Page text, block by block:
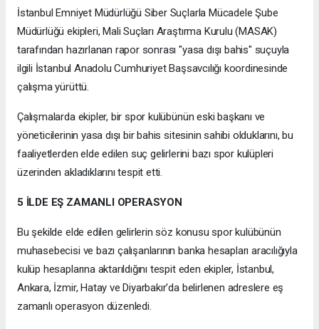
İstanbul Emniyet Müdürlüğü Siber Suçlarla Mücadele Şube
Müdürlüğü ekipleri, Mali Suçları Araştırma Kurulu (MASAK)
tarafından hazırlanan rapor sonrası "yasa dışı bahis" suçuyla
ilgili İstanbul Anadolu Cumhuriyet Başsavcılığı koordinesinde
çalışma yürüttü.
Çalışmalarda ekipler, bir spor kulübünün eski başkanı ve
yöneticilerinin yasa dışı bir bahis sitesinin sahibi olduklarını, bu
faaliyetlerden elde edilen suç gelirlerini bazı spor kulüpleri
üzerinden akladıklarını tespit etti.
5 İLDE EŞ ZAMANLI OPERASYON
Bu şekilde elde edilen gelirlerin söz konusu spor kulübünün
muhasebecisi ve bazı çalışanlarının banka hesapları aracılığıyla
kulüp hesaplarına aktarıldığını tespit eden ekipler, İstanbul,
Ankara, İzmir, Hatay ve Diyarbakır'da belirlenen adreslere eş
zamanlı operasyon düzenledi.